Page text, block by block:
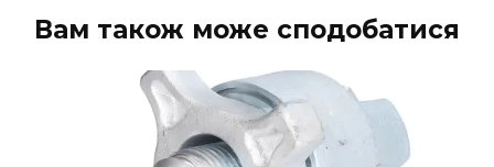
Вам також може сподобатися